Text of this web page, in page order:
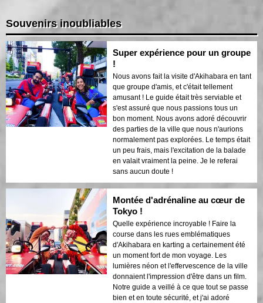
Souvenirs inoubliables
Super expérience pour un groupe
!
Nous avons fait la visite d'Akihabara en tant
que groupe d'amis, et c'était tellement
amusant ! Le guide était très serviable et
s'est assuré que nous passions tous un
bon moment. Nous avons adoré découvrir
des parties de la ville que nous n'aurions
normalement pas explorées. Le temps était
un peu frais, mais l'excitation de la balade
en valait vraiment la peine. Je le referai
sans aucun doute !
Montée d'adrénaline au cœur de
Tokyo !
Quelle expérience incroyable ! Faire la
course dans les rues emblématiques
d'Akihabara en karting a certainement été
un moment fort de mon voyage. Les
lumières néon et l'effervescence de la ville
donnaient l'impression d'être dans un film.
Notre guide a veillé à ce que tout se passe
bien et en toute sécurité, et j'ai adoré